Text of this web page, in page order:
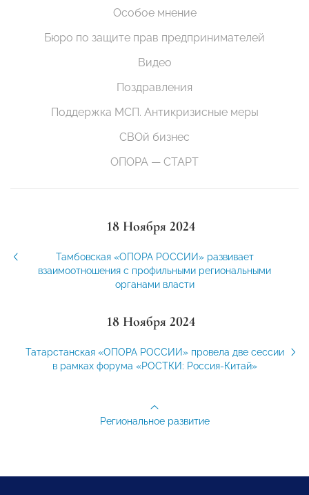
Особое мнение
Бюро по защите прав предпринимателей
Видео
Поздравления
Поддержка МСП. Антикризисные меры
СВОй бизнес
ОПОРА — СТАРТ
18 Ноября 2024
Тамбовская «ОПОРА РОССИИ» развивает
взаимоотношения с профильными региональными
органами власти
18 Ноября 2024
Татарстанская «ОПОРА РОССИИ» провела две сессии
в рамках форума «РОСТКИ: Россия-Китай»
Региональное развитие